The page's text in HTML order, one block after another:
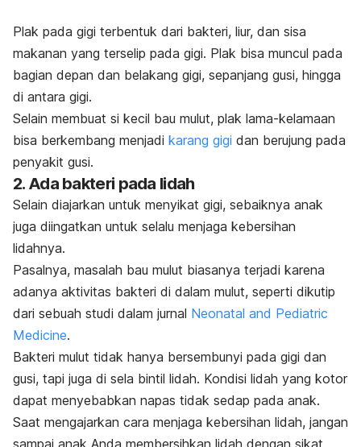
Plak pada gigi terbentuk dari bakteri, liur, dan sisa
makanan yang terselip pada gigi. Plak bisa muncul pada
bagian depan dan belakang gigi, sepanjang gusi, hingga
di antara gigi.
Selain membuat si kecil bau mulut, plak lama-kelamaan
bisa berkembang menjadi karang gigi dan berujung pada
penyakit gusi.
2. Ada bakteri pada lidah
Selain diajarkan untuk menyikat gigi, sebaiknya anak
juga diingatkan untuk selalu menjaga kebersihan
lidahnya.
Pasalnya, masalah bau mulut biasanya terjadi karena
adanya aktivitas bakteri di dalam mulut, seperti dikutip
dari sebuah studi dalam jurnal Neonatal and Pediatric
Medicine.
Bakteri mulut tidak hanya bersembunyi pada gigi dan
gusi, tapi juga di sela bintil lidah. Kondisi lidah yang kotor
dapat menyebabkan napas tidak sedap pada anak.
Saat mengajarkan cara menjaga kebersihan lidah, jangan
sampai anak Anda membersihkan lidah dengan sikat